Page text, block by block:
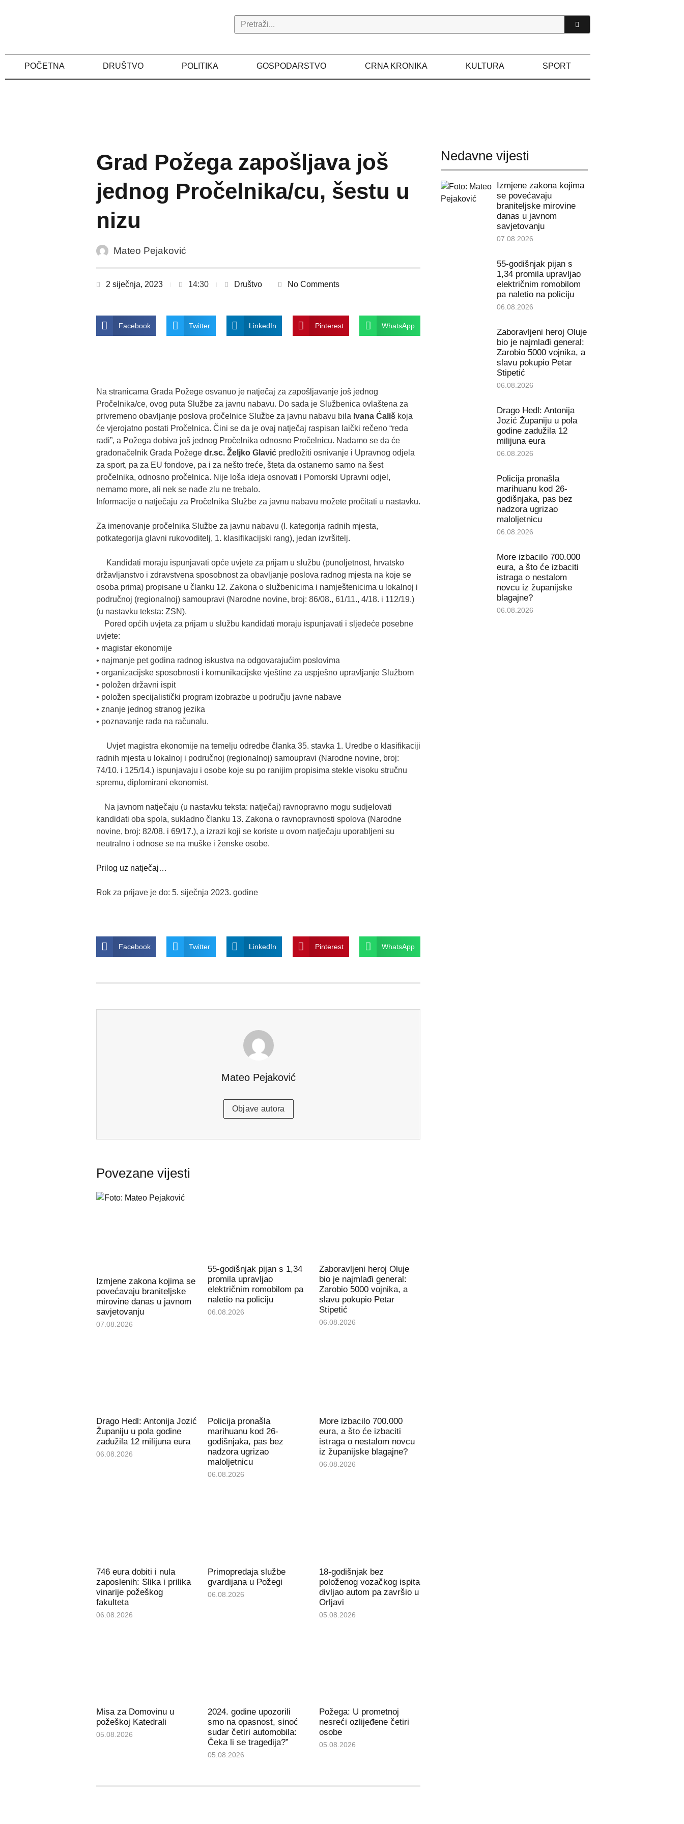
Search
POČETNA DRUŠTVO POLITIKA GOSPODARSTVO CRNA KRONIKA KULTURA SPORT
Grad Požega zapošljava još
jednog Pročelnika/cu, šestu u
nizu
Mateo Pejaković
2 siječnja, 2023 14:30 Društvo No Comments
Facebook Twitter LinkedIn Pinterest WhatsApp
Na stranicama Grada Požege osvanuo je natječaj za zapošljavanje još jednog
Pročelnika/ce, ovog puta Službe za javnu nabavu. Do sada je Službenica ovlaštena za
privremeno obavljanje poslova pročelnice Službe za javnu nabavu bilaIvana Ćališkoja
će vjerojatno postati Pročelnica. Čini se da je ovaj natječaj raspisan laički rečeno “reda
radi”, a Požega dobiva još jednog Pročelnika odnosno Pročelnicu. Nadamo se da će
gradonačelnik Grada Požege dr.sc. Željko Glavićpredložiti osnivanje i Upravnog odjela
za sport, pa za EU fondove, pa i za nešto treće, šteta da ostanemo samo na šest
pročelnika, odnosno pročelnica. Nije loša ideja osnovati i Pomorski Upravni odjel,
nemamo more, ali nek se nađe zlu ne trebalo.
Informacije o natječaju za Pročelnika Službe za javnu nabavu možete pročitati u nastavku.
Za imenovanje pročelnika Službe za javnu nabavu (I. kategorija radnih mjesta,
potkategorija glavni rukovoditelj, 1. klasifikacijski rang), jedan izvršitelj.
Kandidati moraju ispunjavati opće uvjete za prijam u službu (punoljetnost, hrvatsko
državljanstvo i zdravstvena sposobnost za obavljanje poslova radnog mjesta na koje se
osoba prima) propisane u članku 12. Zakona o službenicima i namještenicima u lokalnoj i
područnoj (regionalnoj) samoupravi (Narodne novine, broj: 86/08., 61/11., 4/18. i 112/19.)
(u nastavku teksta: ZSN).
Pored općih uvjeta za prijam u službu kandidati moraju ispunjavati i sljedeće posebne
uvjete:
• magistar ekonomije
• najmanje pet godina radnog iskustva na odgovarajućim poslovima
• organizacijske sposobnosti i komunikacijske vještine za uspješno upravljanje Službom
• položen državni ispit
• položen specijalistički program izobrazbe u području javne nabave
• znanje jednog stranog jezika
• poznavanje rada na računalu.
Uvjet magistra ekonomije na temelju odredbe članka 35. stavka 1. Uredbe o klasifikaciji
radnih mjesta u lokalnoj i područnoj (regionalnoj) samoupravi (Narodne novine, broj:
74/10. i 125/14.) ispunjavaju i osobe koje su po ranijim propisima stekle visoku stručnu
spremu, diplomirani ekonomist.
Na javnom natječaju (u nastavku teksta: natječaj) ravnopravno mogu sudjelovati
kandidati oba spola, sukladno članku 13. Zakona o ravnopravnosti spolova (Narodne
novine, broj: 82/08. i 69/17.), a izrazi koji se koriste u ovom natječaju uporabljeni su
neutralno i odnose se na muške i ženske osobe.
Prilog uz natječaj…
Rok za prijave je do: 5. siječnja 2023. godine
Facebook Twitter LinkedIn Pinterest WhatsApp
Mateo Pejaković
Objave autora
Povezane vijesti
Izmjene zakona kojima se
povećavaju braniteljske
mirovine danas u javnom
savjetovanju
07.08.2026
55-godišnjak pijan s 1,34
promila upravljao
električnim romobilom pa
naletio na policiju
06.08.2026
Zaboravljeni heroj Oluje
bio je najmlađi general:
Zarobio 5000 vojnika, a
slavu pokupio Petar
Stipetić
06.08.2026
Drago Hedl: Antonija Jozić
Županiju u pola godine
zadužila 12 milijuna eura
06.08.2026
Policija pronašla
marihuanu kod 26-
godišnjaka, pas bez
nadzora ugrizao
maloljetnicu
06.08.2026
More izbacilo 700.000
eura, a što će izbaciti
istraga o nestalom novcu
iz županijske blagajne?
06.08.2026
746 eura dobiti i nula
zaposlenih: Slika i prilika
vinarije požeškog
fakulteta
06.08.2026
Primopredaja službe
gvardijana u Požegi
06.08.2026
18-godišnjak bez
položenog vozačkog ispita
divljao autom pa završio u
Orljavi
05.08.2026
Misa za Domovinu u
požeškoj Katedrali
05.08.2026
2024. godine upozorili
smo na opasnost, sinoć
sudar četiri automobila:
Čeka li se tragedija?”
05.08.2026
Požega: U prometnoj
nesreći ozlijeđene četiri
osobe
05.08.2026
Nedavne vijesti
Izmjene zakona kojima
se povećavaju
braniteljske mirovine
danas u javnom
savjetovanju
07.08.2026
55-godišnjak pijan s
1,34 promila upravljao
električnim romobilom
pa naletio na policiju
06.08.2026
Zaboravljeni heroj Oluje
bio je najmlađi general:
Zarobio 5000 vojnika, a
slavu pokupio Petar
Stipetić
06.08.2026
Drago Hedl: Antonija
Jozić Županiju u pola
godine zadužila 12
milijuna eura
06.08.2026
Policija pronašla
marihuanu kod 26-
godišnjaka, pas bez
nadzora ugrizao
maloljetnicu
06.08.2026
More izbacilo 700.000
eura, a što će izbaciti
istraga o nestalom
novcu iz županijske
blagajne?
06.08.2026